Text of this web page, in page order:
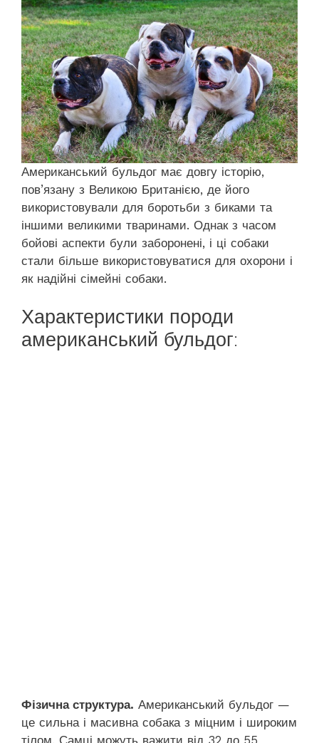
Американський бульдог має довгу історію,
пов’язану з Великою Британією, де його
використовували для боротьби з биками та
іншими великими тваринами. Однак з часом
бойові аспекти були заборонені, і ці собаки
стали більше використовуватися для охорони і
як надійні сімейні собаки.
Характеристики породи
американський бульдог:
Фізична структура. Американський бульдог —
це сильна і масивна собака з міцним і широким